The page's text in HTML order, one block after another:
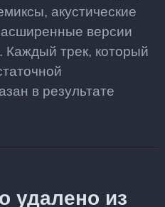
акустические
версии
Каждый трек, который
в результате
удалено из